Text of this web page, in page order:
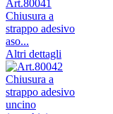
Art.80041
Chiusura a
strappo adesivo
aso...
Altri dettagli